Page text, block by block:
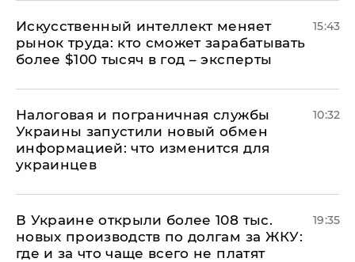
Искусственный интеллект меняет
рынок труда: кто сможет зарабатывать
более $100 тысяч в год – эксперты
15:43
Налоговая и пограничная службы
Украины запустили новый обмен
информацией: что изменится для
украинцев
10:32
В Украине открыли более 108 тыс.
новых производств по долгам за ЖКУ:
где и за что чаще всего не платят
19:35